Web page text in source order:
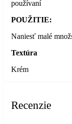
používaní
POUŽITIE:
Naniesť malé
Textúra
Krém
Recenzie